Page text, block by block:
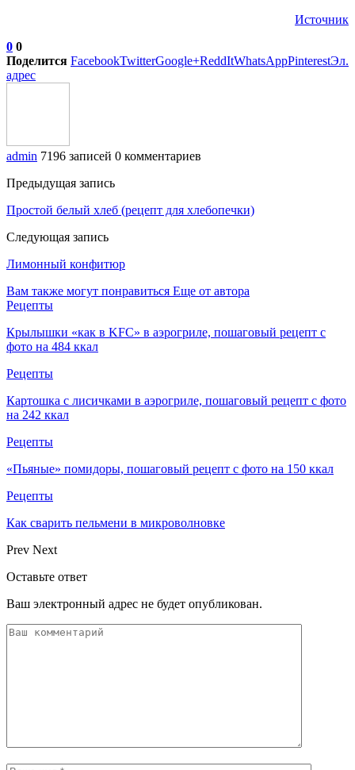
Источник
0 0
Поделится FacebookTwitterGoogle+ReddItWhatsAppPinterestЭл.
адрес
admin 7196 записей 0 комментариев
Предыдущая запись
Простой белый хлеб (рецепт для хлебопечки)
Следующая запись
Лимонный конфитюр
Вам также могут понравиться Еще от автора
Рецепты
Крылышки «как в KFC» в аэрогриле, пошаговый рецепт с
фото на 484 ккал
Рецепты
Картошка с лисичками в аэрогриле, пошаговый рецепт с фото
на 242 ккал
Рецепты
«Пьяные» помидоры, пошаговый рецепт с фото на 150 ккал
Рецепты
Как сварить пельмени в микроволновке
Prev Next
Оставьте ответ
Ваш электронный адрес не будет опубликован.